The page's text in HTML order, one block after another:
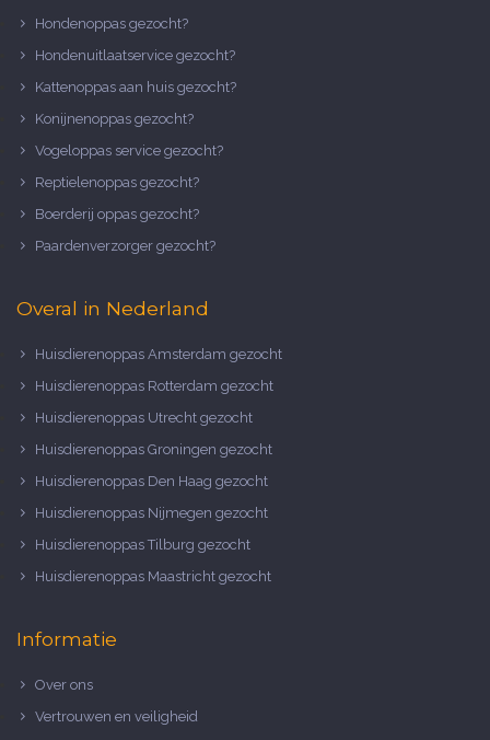
Hondenoppas gezocht?
Hondenuitlaatservice gezocht?
Kattenoppas aan huis gezocht?
Konijnenoppas gezocht?
Vogeloppas service gezocht?
Reptielenoppas gezocht?
Boerderij oppas gezocht?
Paardenverzorger gezocht?
Overal in Nederland
Huisdierenoppas Amsterdam gezocht
Huisdierenoppas Rotterdam gezocht
Huisdierenoppas Utrecht gezocht
Huisdierenoppas Groningen gezocht
Huisdierenoppas Den Haag gezocht
Huisdierenoppas Nijmegen gezocht
Huisdierenoppas Tilburg gezocht
Huisdierenoppas Maastricht gezocht
Informatie
Over ons
Vertrouwen en veiligheid